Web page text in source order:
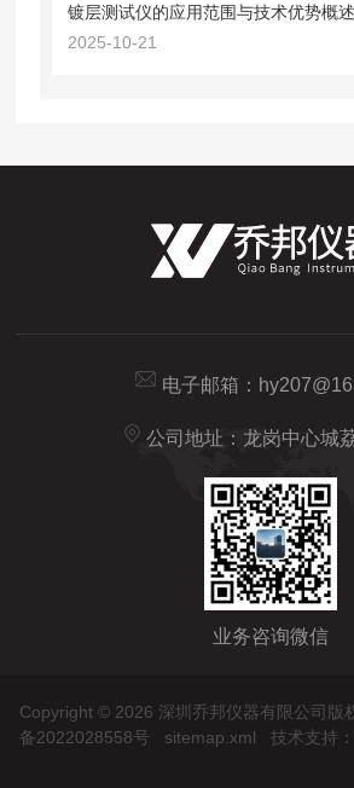
镀层测试仪的应用范围与技术优势概述
2025-10-21
电子邮箱：
公司地址：龙岗中心城
业务咨询微信
Copyright © 2026 深圳乔邦仪器有限公司版
备2022028558号
sitemap.xml 技术支持：